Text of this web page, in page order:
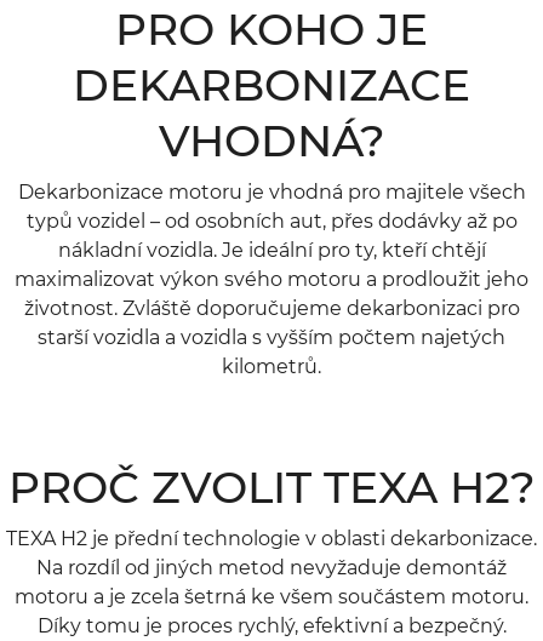
PRO KOHO JE
DEKARBONIZACE
VHODNÁ?
Dekarbonizace motoru je vhodná pro majitele všech
typů vozidel – od osobních aut, přes dodávky až po
nákladní vozidla. Je ideální pro ty, kteří chtějí
maximalizovat výkon svého motoru a prodloužit jeho
životnost. Zvláště doporučujeme dekarbonizaci pro
starší vozidla a vozidla s vyšším počtem najetých
kilometrů.
PROČ ZVOLIT TEXA H2?
TEXA H2 je přední technologie v oblasti dekarbonizace.
Na rozdíl od jiných metod nevyžaduje demontáž
motoru a je zcela šetrná ke všem součástem motoru.
Díky tomu je proces rychlý, efektivní a bezpečný.